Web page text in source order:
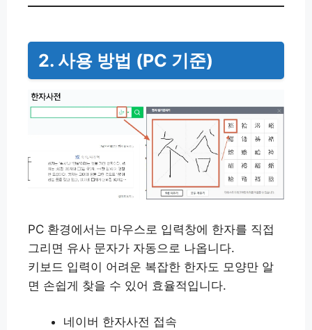
2. 사용 방법 (PC 기준)
PC 환경에서는 마우스로 입력창에 한자를 직접
그리면 유사 문자가 자동으로 나옵니다.
키보드 입력이 어려운 복잡한 한자도 모양만 알
면 손쉽게 찾을 수 있어 효율적입니다.
네이버 한자사전 접속